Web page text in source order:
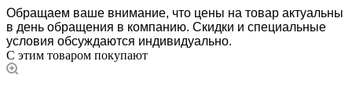
Обращаем ваше внимание, что цены на товар актуальны
в день обращения в компанию. Скидки и специальные
условия обсуждаются индивидуально.
С этим товаром покупают